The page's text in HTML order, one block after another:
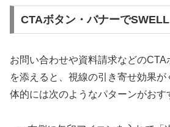
CTAボタン・バナーで
お問い合わせや資料請求などのCTA
を添えると、視線の引き寄せ効果
体的には次のようなパターンがおす